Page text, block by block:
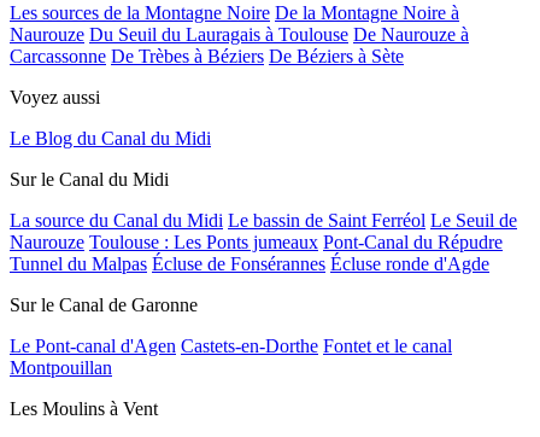
Les sources de la Montagne Noire De la Montagne Noire à
Naurouze Du Seuil du Lauragais à Toulouse De Naurouze à
Carcassonne De Trèbes à Béziers De Béziers à Sète
Voyez aussi
Le Blog du Canal du Midi
Sur le Canal du Midi
La source du Canal du Midi Le bassin de Saint Ferréol Le Seuil de
Naurouze Toulouse : Les Ponts jumeaux Pont-Canal du Répudre
Tunnel du Malpas Écluse de Fonsérannes Écluse ronde d'Agde
Sur le Canal de Garonne
Le Pont-canal d'Agen Castets-en-Dorthe Fontet et le canal
Montpouillan
Les Moulins à Vent